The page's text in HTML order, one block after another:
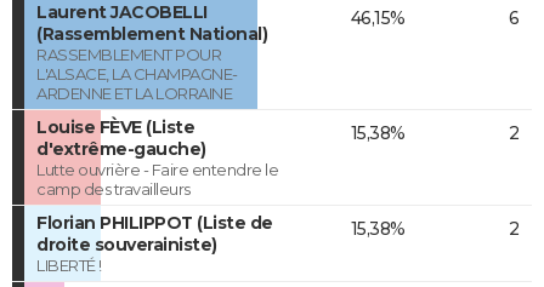
Laurent JACOBELLI
(Rassemblement National)
RASSEMBLEMENT POUR
L'ALSACE, LA CHAMPAGNE-
ARDENNE ET LA LORRAINE
46,15% 6
Louise FÈVE (Liste
d'extrême-gauche)
Lutte ouvrière - Faire entendre le
camp des travailleurs
15,38% 2
Florian PHILIPPOT (Liste de
droite souverainiste)
LIBERTÉ !
15,38% 2